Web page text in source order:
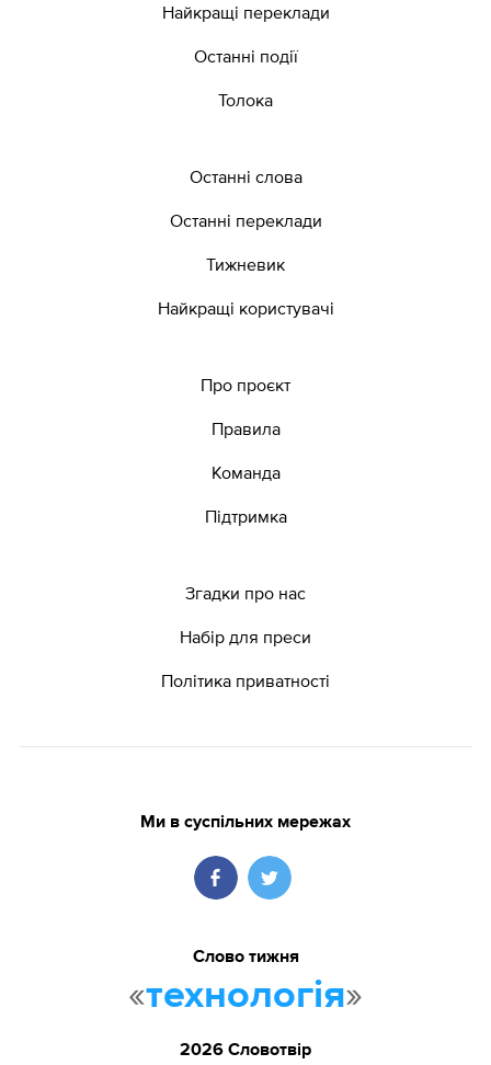
Найкращі переклади
Останні події
Толока
Останні слова
Останні переклади
Тижневик
Найкращі користувачі
Про проєкт
Правила
Команда
Підтримка
Згадки про нас
Набір для преси
Політика приватності
Ми в суспільних мережах
Слово тижня
«технологія»
2026 Словотвір